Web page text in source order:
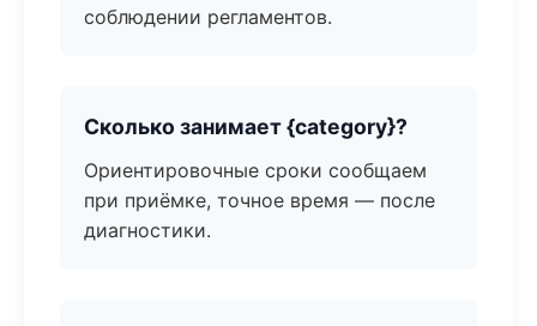
соблюдении регламентов.
Сколько занимает {category}?
Ориентировочные сроки сообщаем
при приёмке, точное время — после
диагностики.